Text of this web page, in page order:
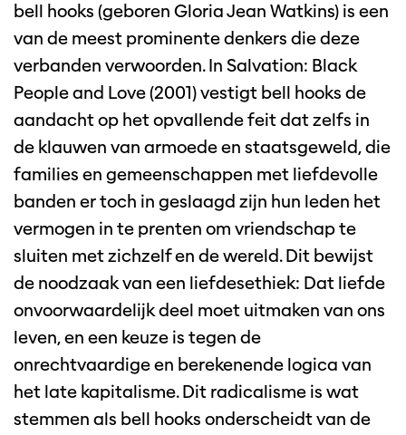
bell hooks (geboren Gloria Jean Watkins) is een
van de meest prominente denkers die deze
verbanden verwoorden. In Salvation: Black
People and Love (2001) vestigt bell hooks de
aandacht op het opvallende feit dat zelfs in
de klauwen van armoede en staatsgeweld, die
families en gemeenschappen met liefdevolle
banden er toch in geslaagd zijn hun leden het
vermogen in te prenten om vriendschap te
sluiten met zichzelf en de wereld. Dit bewijst
de noodzaak van een liefdesethiek: Dat liefde
onvoorwaardelijk deel moet uitmaken van ons
leven, en een keuze is tegen de
onrechtvaardige en berekenende logica van
het late kapitalisme. Dit radicalisme is wat
stemmen als bell hooks onderscheidt van de